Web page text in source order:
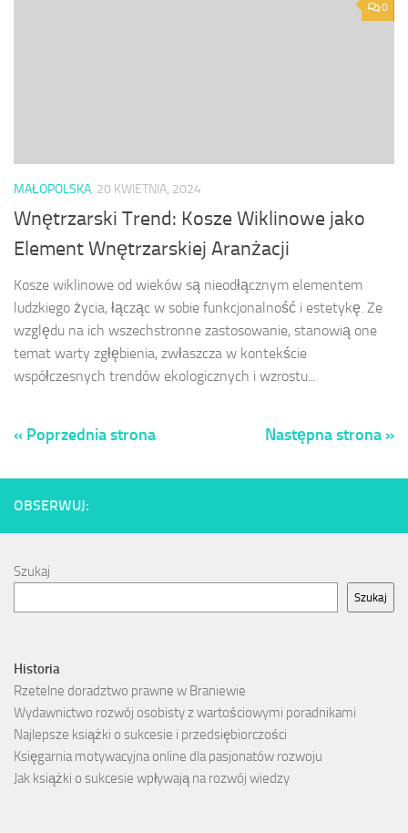
0
MAŁOPOLSKA 20 KWIETNIA, 2024
Wnętrzarski Trend: Kosze Wiklinowe jako
Element Wnętrzarskiej Aranżacji
Kosze wiklinowe od wieków są nieodłącznym elementem
ludzkiego życia, łącząc w sobie funkcjonalność i estetykę. Ze
względu na ich wszechstronne zastosowanie, stanowią one
temat warty zgłębienia, zwłaszcza w kontekście
współczesnych trendów ekologicznych i wzrostu...
« Poprzednia strona Następna strona »
OBSERWUJ:
Szukaj
Szukaj
Historia
Rzetelne doradztwo prawne w Braniewie
Wydawnictwo rozwój osobisty z wartościowymi poradnikami
Najlepsze książki o sukcesie i przedsiębiorczości
Księgarnia motywacyjna online dla pasjonatów rozwoju
Jak książki o sukcesie wpływają na rozwój wiedzy